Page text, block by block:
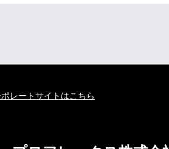
ポレートサイトはこちら